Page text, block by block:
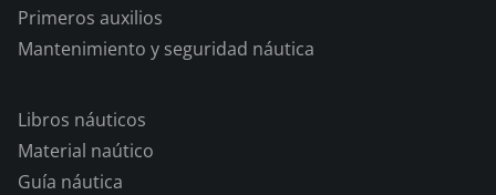
Primeros auxilios
Mantenimiento y seguridad náutica
Libros náuticos
Material naútico
Guía náutica